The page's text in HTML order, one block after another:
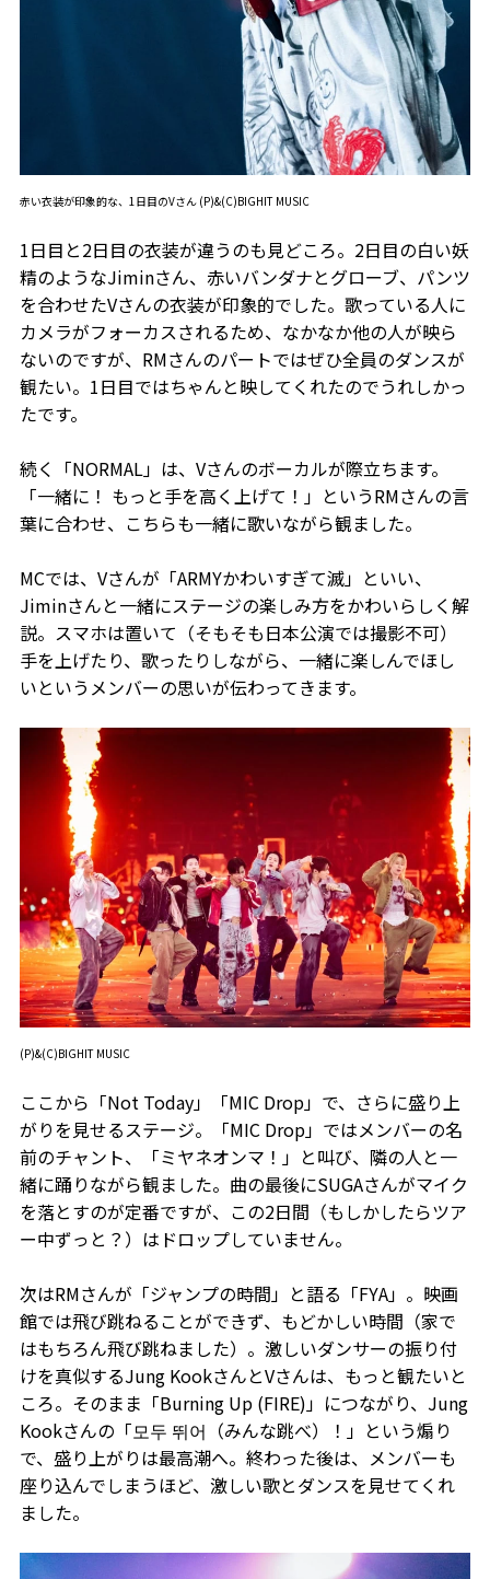
赤い衣装が印象的な、1日目のVさん (P)&(C)BIGHIT MUSIC
1日目と2日目の衣装が違うのも見どころ。2日目の白い妖
精のようなJiminさん、赤いバンダナとグローブ、パンツ
を合わせたVさんの衣装が印象的でした。歌っている人に
カメラがフォーカスされるため、なかなか他の人が映ら
ないのですが、RMさんのパートではぜひ全員のダンスが
観たい。1日目ではちゃんと映してくれたのでうれしかっ
たです。
続く「NORMAL」は、Vさんのボーカルが際立ちます。
「一緒に！ もっと手を高く上げて！」というRMさんの言
葉に合わせ、こちらも一緒に歌いながら観ました。
MCでは、Vさんが「ARMYかわいすぎて滅」といい、
Jiminさんと一緒にステージの楽しみ方をかわいらしく解
説。スマホは置いて（そもそも日本公演では撮影不可）
手を上げたり、歌ったりしながら、一緒に楽しんでほし
いというメンバーの思いが伝わってきます。
(P)&(C)BIGHIT MUSIC
ここから「Not Today」「MIC Drop」で、さらに盛り上
がりを見せるステージ。「MIC Drop」ではメンバーの名
前のチャント、「ミヤネオンマ！」と叫び、隣の人と一
緒に踊りながら観ました。曲の最後にSUGAさんがマイク
を落とすのが定番ですが、この2日間（もしかしたらツア
ー中ずっと？）はドロップしていません。
次はRMさんが「ジャンプの時間」と語る「FYA」。映画
館では飛び跳ねることができず、もどかしい時間（家で
はもちろん飛び跳ねました）。激しいダンサーの振り付
けを真似するJung KookさんとVさんは、もっと観たいと
ころ。そのまま「Burning Up (FIRE)」につながり、Jung
Kookさんの「모두 뛰어（みんな跳べ）！」という煽り
で、盛り上がりは最高潮へ。終わった後は、メンバーも
座り込んでしまうほど、激しい歌とダンスを見せてくれ
ました。